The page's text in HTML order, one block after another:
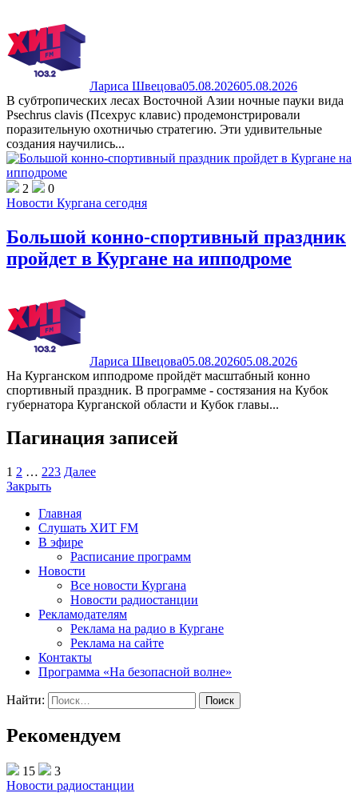
Лариса Швецова05.08.202605.08.2026
В субтропических лесах Восточной Азии ночные пауки вида
Psechrus clavis (Псехрус клавис) продемонстрировали
поразительную охотничью стратегию. Эти удивительные
создания научились...
2
0
Новости Кургана сегодня
Большой конно-спортивный праздник
пройдет в Кургане на ипподроме
Лариса Швецова05.08.202605.08.2026
На Курганском ипподроме пройдёт масштабный конно
спортивный праздник. В программе - состязания на Кубок
губернатора Курганской области и Кубок главы...
Пагинация записей
1 2 … 223 Далее
Закрыть
Главная
Слушать ХИТ FM
В эфире
Расписание программ
Новости
Все новости Кургана
Новости радиостанции
Рекламодателям
Реклама на радио в Кургане
Реклама на сайте
Контакты
Программа «На безопасной волне»
Найти:
Рекомендуем
15
3
Новости радиостанции